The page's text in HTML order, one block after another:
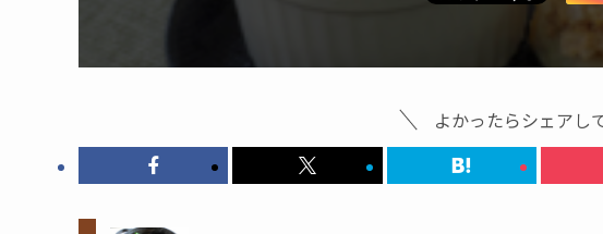
よかったらシェアし